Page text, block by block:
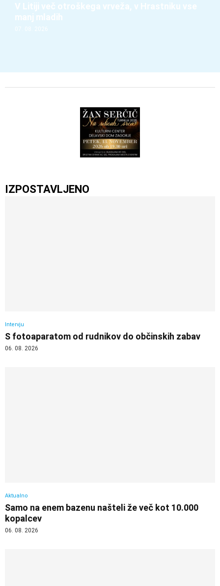
V Litiji več otroškega vrveža, v Hrastniku vse
manj mladih
07. 08. 2026
IZPOSTAVLJENO
Intervju
S fotoaparatom od rudnikov do občinskih zabav
06. 08. 2026
Aktualno
Samo na enem bazenu našteli že več kot 10.000
kopalcev
06. 08. 2026